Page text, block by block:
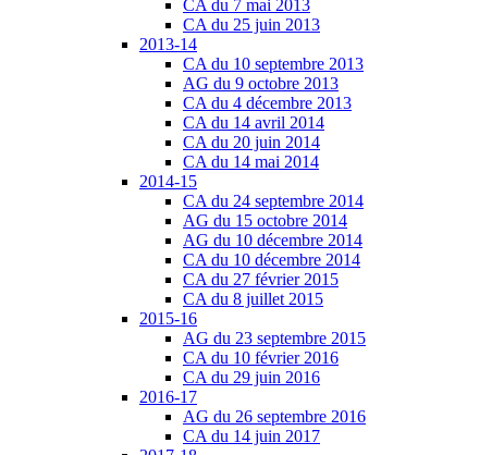
CA du 7 mai 2013
CA du 25 juin 2013
2013-14
CA du 10 septembre 2013
AG du 9 octobre 2013
CA du 4 décembre 2013
CA du 14 avril 2014
CA du 20 juin 2014
CA du 14 mai 2014
2014-15
CA du 24 septembre 2014
AG du 15 octobre 2014
AG du 10 décembre 2014
CA du 10 décembre 2014
CA du 27 février 2015
CA du 8 juillet 2015
2015-16
AG du 23 septembre 2015
CA du 10 février 2016
CA du 29 juin 2016
2016-17
AG du 26 septembre 2016
CA du 14 juin 2017